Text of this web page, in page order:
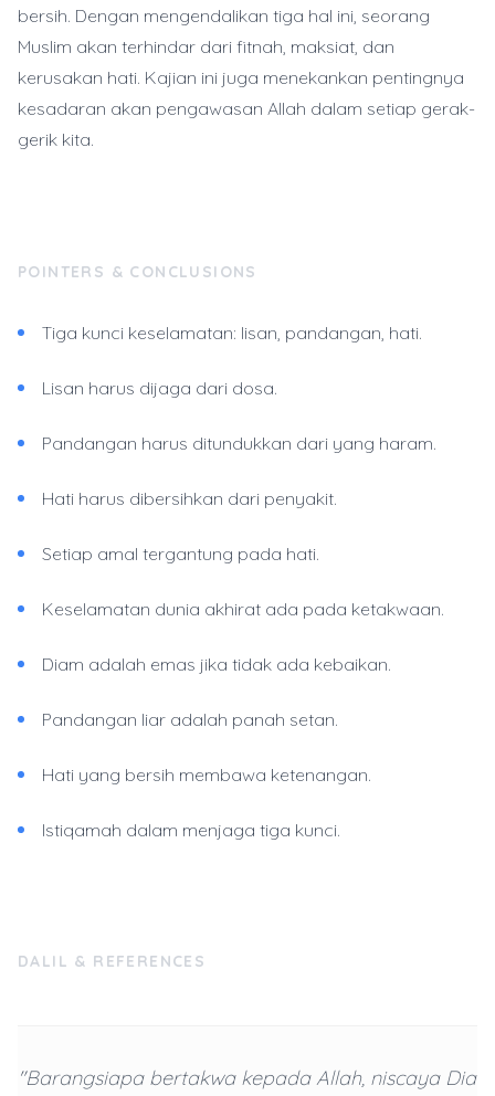
bersih. Dengan mengendalikan tiga hal ini, seorang
Muslim akan terhindar dari fitnah, maksiat, dan
kerusakan hati. Kajian ini juga menekankan pentingnya
kesadaran akan pengawasan Allah dalam setiap gerak-
gerik kita.
POINTERS & CONCLUSIONS
Tiga kunci keselamatan: lisan, pandangan, hati.
Lisan harus dijaga dari dosa.
Pandangan harus ditundukkan dari yang haram.
Hati harus dibersihkan dari penyakit.
Setiap amal tergantung pada hati.
Keselamatan dunia akhirat ada pada ketakwaan.
Diam adalah emas jika tidak ada kebaikan.
Pandangan liar adalah panah setan.
Hati yang bersih membawa ketenangan.
Istiqamah dalam menjaga tiga kunci.
DALIL & REFERENCES
"Barangsiapa bertakwa kepada Allah, niscaya Dia